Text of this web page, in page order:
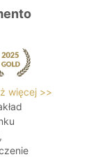
więcej >>